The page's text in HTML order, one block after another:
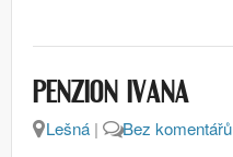
PENZION IVANA
Lešná | Bez komentářů